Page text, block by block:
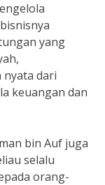
yang
nyata dari
keuangan dan
bin Auf juga
selalu
orang-